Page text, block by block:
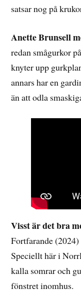
satsar nog på
Anette Brunsell
redan smågurkor
knyter upp
annars har en
än att odla
Visst är det bra
Fortfarande
Speciellt här i
kalla somrar och
fönstret inomhus.